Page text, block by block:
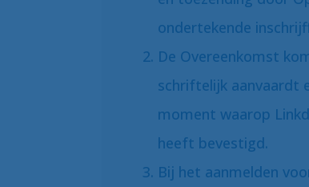
ondertekende
De Overeenkomst
schriftelijk aanvaardt
moment waarop
heeft bevestigd.
Bij het aanmelden